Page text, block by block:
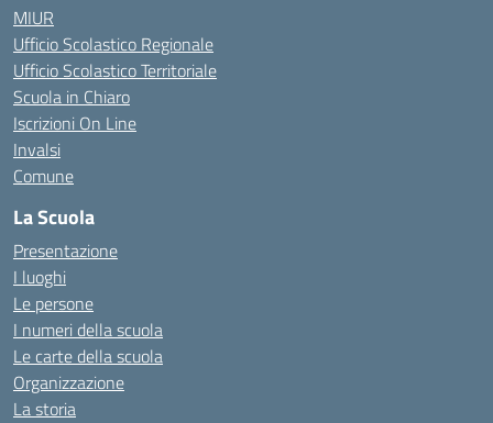
MIUR
Ufficio Scolastico Regionale
Ufficio Scolastico Territoriale
Scuola in Chiaro
Iscrizioni On Line
Invalsi
Comune
La Scuola
Presentazione
I luoghi
Le persone
I numeri della scuola
Le carte della scuola
Organizzazione
La storia